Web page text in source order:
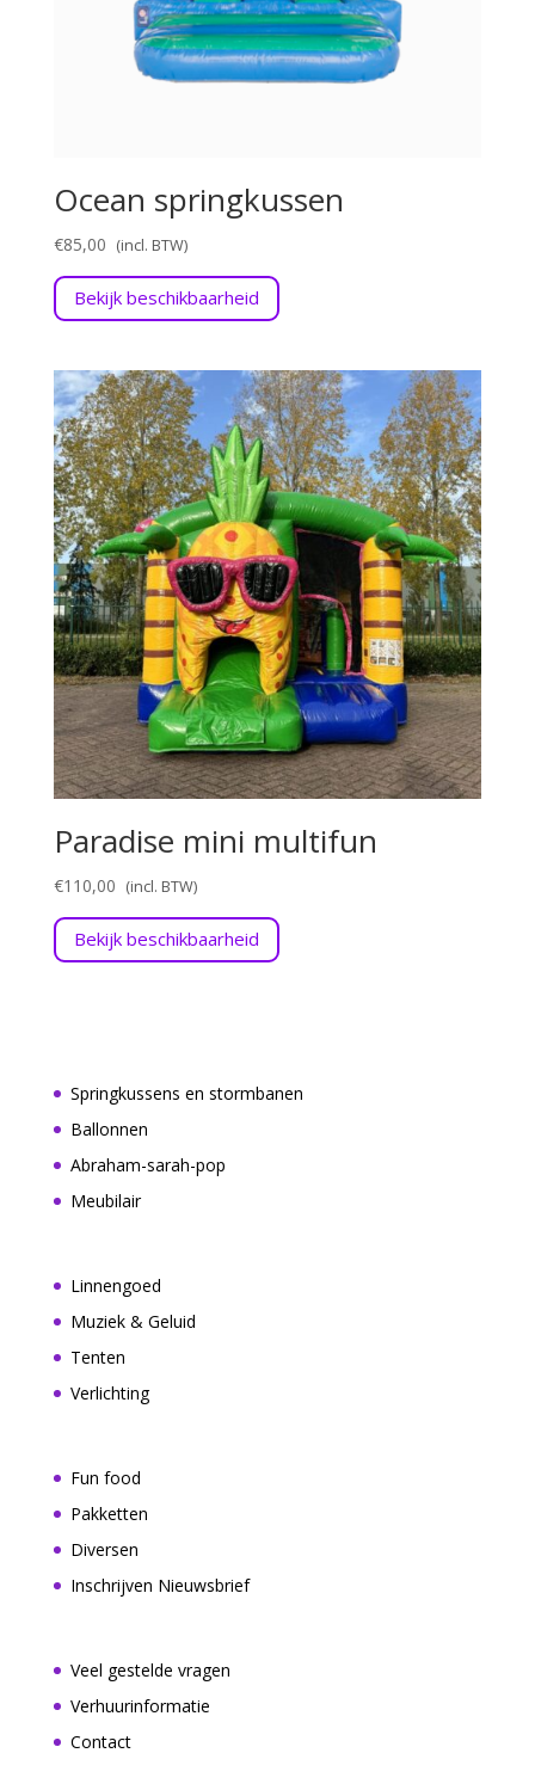
Ocean springkussen
€85,00
Bekijk beschikbaarheid
Paradise mini multifun
€110,00
Bekijk beschikbaarheid
Springkussens en stormbanen
Ballonnen
Abraham-sarah-pop
Meubilair
Linnengoed
Muziek & Geluid
Tenten
Verlichting
Fun food
Pakketten
Diversen
Inschrijven Nieuwsbrief
Veel gestelde vragen
Verhuurinformatie
Contact